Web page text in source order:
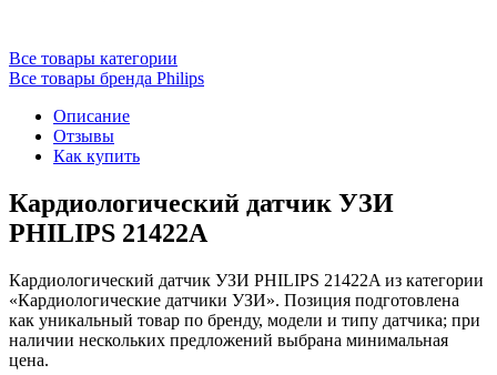
Все товары категории
Все товары бренда Philips
Описание
Отзывы
Как купить
Кардиологический датчик УЗИ
PHILIPS 21422A
Кардиологический датчик УЗИ PHILIPS 21422A из категории
«Кардиологические датчики УЗИ». Позиция подготовлена
как уникальный товар по бренду, модели и типу датчика; при
наличии нескольких предложений выбрана минимальная
цена.